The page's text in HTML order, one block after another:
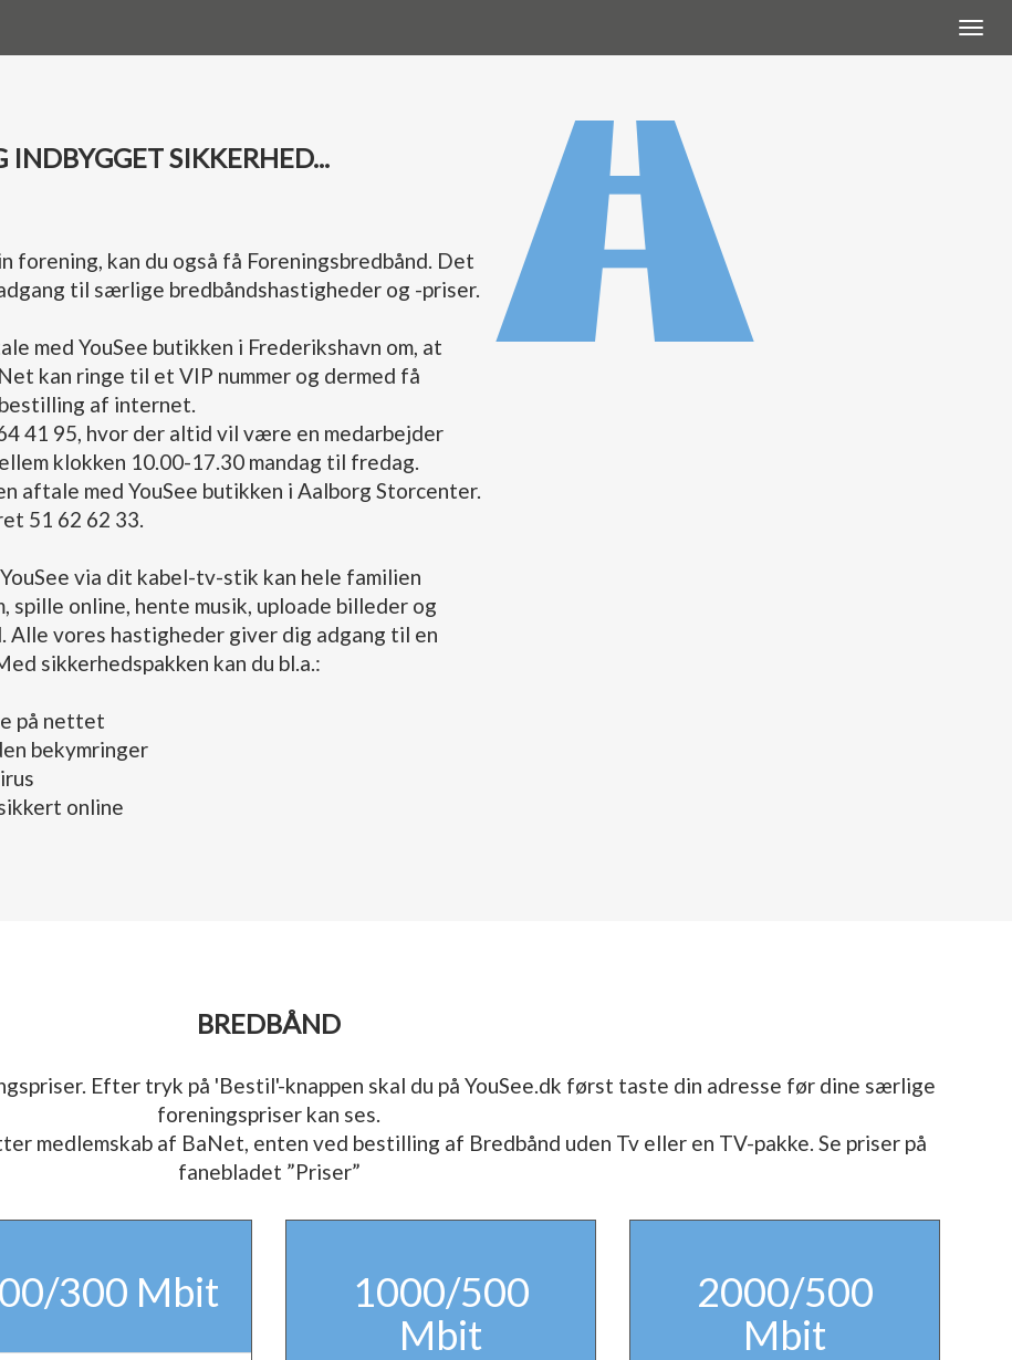
INDBYGGET SIKKERHED...
forening, kan du også få Foreningsbredbånd. Det
til særlige bredbåndshastigheder og -priser.
med YouSee butikken i Frederikshavn om, at
kan ringe til et VIP nummer og dermed få
af internet.
41 95, hvor der altid vil være en medarbejder
klokken 10.00-17.30 mandag til fredag.
aftale med YouSee butikken i Aalborg Storcenter.
51 62 62 33.
via dit kabel-tv-stik kan hele familien
spille online, hente musik, uploade billeder og
Alle vores hastigheder giver dig adgang til en
sikkerhedspakken kan du bl.a.:
på nettet
bekymringer
online
BREDBÅND
Efter tryk på 'Bestil'-knappen skal du på YouSee.dk først taste din adresse før dine særlige
foreningspriser kan ses.
medlemskab af BaNet, enten ved bestilling af Bredbånd uden Tv eller en TV-pakke. Se priser på
fanebladet ”Priser”
300 Mbit
1000/500
Mbit
2000/500
Mbit